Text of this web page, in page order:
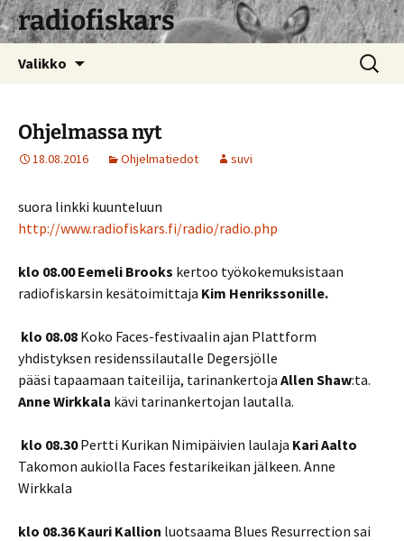
radiofiskars
Valikko Haku:
Ohjelmassa nyt
18.08.2016 Ohjelmatiedot suvi
suora linkki kuunteluun
http://www.radiofiskars.fi/radio/radio.php
klo 08.00 Eemeli Brooks kertoo työkokemuksistaan
radiofiskarsin kesätoimittaja Kim Henrikssonille.
klo 08.08 Koko Faces-festivaalin ajan Plattform
yhdistyksen residenssilautalle Degersjölle
pääsi tapaamaan taiteilija, tarinankertoja Allen Shaw:ta.
Anne Wirkkala kävi tarinankertojan lautalla.
klo 08.30Pertti Kurikan Nimipäivien laulaja Kari Aalto
Takomon aukiolla Faces festarikeikan jälkeen. Anne
Wirkkala
klo 08.36 Kauri Kallion luotsaama Blues Resurrection sai